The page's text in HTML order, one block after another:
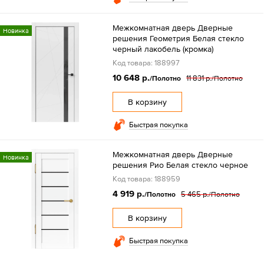
Новинка
Межкомнатная дверь Дверные
решения Геометрия Белая стекло
черный лакобель (кромка)
Код товара: 188997
10 648 р./Полотно 11 831 р./Полотно
В корзину
Быстрая покупка
Новинка
Межкомнатная дверь Дверные
решения Рио Белая стекло черное
Код товара: 188959
4 919 р./Полотно 5 465 р./Полотно
В корзину
Быстрая покупка